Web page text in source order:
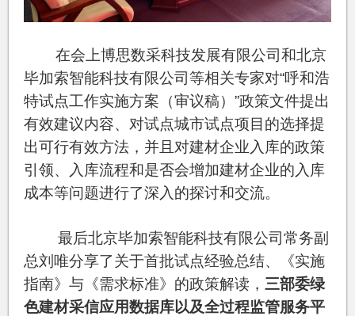
在会上博思数采科技发展有限公司和北京
毕加索智能科技有限公司等相关专家对“呼和浩
特试点工作实施方案（审议稿）”政策文件提出
有效建议内容、对试点城市试点项目的选择提
出可行有效方法，并且对建材企业入库的政策
引领、入库流程和是否会增加建材企业的入库
成本等问题进行了深入的探讨和交流。
最后北京毕加索智能科技有限公司常务副
总刘唯分享了关于首批试点经验总结、《实施
指南》与《需求标准》的政策解读， 三部委绿
色建材采信应用数据库以及全过程监管服务平